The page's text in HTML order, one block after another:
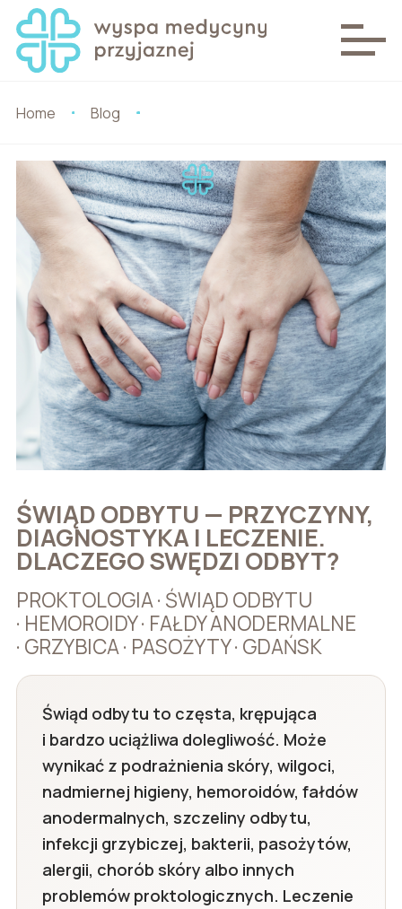
Home Blog
ŚWIĄD ODBYTU — PRZYCZYNY,
DIAGNOSTYKA I LECZENIE.
DLACZEGO SWĘDZI ODBYT?
PROKTOLOGIA · ŚWIĄD ODBYTU
· HEMOROIDY · FAŁDY ANODERMALNE
· GRZYBICA · PASOŻYTY · GDAŃSK
Świąd odbytu to częsta, krępująca
i bardzo uciążliwa dolegliwość. Może
wynikać z podrażnienia skóry, wilgoci,
nadmiernej higieny, hemoroidów, fałdów
anodermalnych, szczeliny odbytu,
infekcji grzybiczej, bakterii, pasożytów,
alergii, chorób skóry albo innych
problemów proktologicznych. Leczenie